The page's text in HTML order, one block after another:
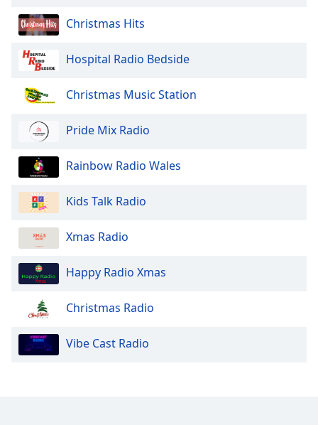
dialog
window.
Escape
cancel
window.
Text
Color
Opacity
Opacity
Christmas Hits
Hospital Radio Bedside
Christmas Music Station
Pride Mix Radio
Rainbow Radio Wales
Kids Talk Radio
Xmas Radio
Happy Radio Xmas
Christmas Radio
Vibe Cast Radio